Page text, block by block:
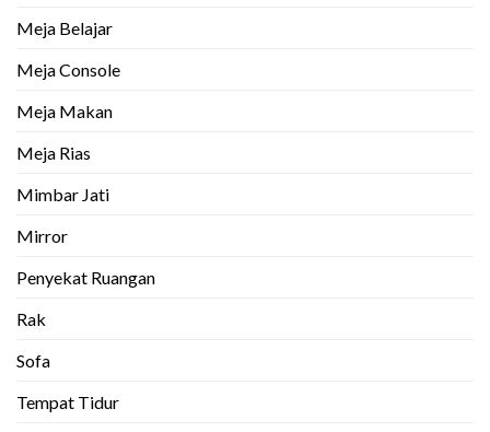
Meja Belajar
Meja Console
Meja Makan
Meja Rias
Mimbar Jati
Mirror
Penyekat Ruangan
Rak
Sofa
Tempat Tidur